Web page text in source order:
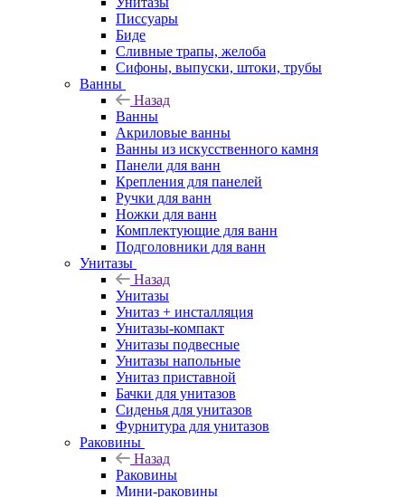
Писсуары
Биде
Сливные трапы, желоба
Сифоны, выпуски, штоки, трубы
Ванны
Назад
Ванны
Акриловые ванны
Ванны из искусственного камня
Панели для ванн
Крепления для панелей
Ручки для ванн
Ножки для ванн
Комплектующие для ванн
Подголовники для ванн
Унитазы
Назад
Унитазы
Унитаз + инсталляция
Унитазы-компакт
Унитазы подвесные
Унитазы напольные
Унитаз приставной
Бачки для унитазов
Сиденья для унитазов
Фурнитура для унитазов
Раковины
Назад
Раковины
Мини-раковины